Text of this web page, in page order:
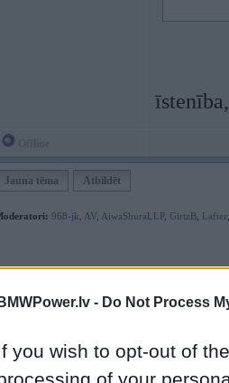
BMWPower.lv - Do Not Process
you wish to opt-out of
of your
Jauna tēma Atbildēt
968-jk AV AiwaShuraLLP, GirtzB Lafter
Tas nav auto klubs un nav saistīts ar
Galvena|